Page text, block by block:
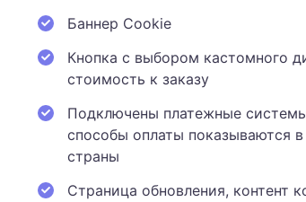
Баннер Cookie
Кнопка с выбором кастомного
стоимость к заказу
Подключены платежные
способы оплаты показываются
страны
Страница обновления, контент